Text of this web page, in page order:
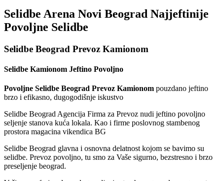
Selidbe Arena Novi Beograd Najjeftinije
Povoljne Selidbe
Selidbe Beograd Prevoz Kamionom
Selidbe Kamionom Jeftino Povoljno
Povoljne Selidbe Beograd Prevoz Kamionom pouzdano jeftino
brzo i efikasno, dugogodišnje iskustvo
Selidbe Beograd Agencija Firma za Prevoz nudi jeftino povoljno
seljenje stanova kuća lokala. Kao i firme poslovnog stambenog
prostora magacina vikendica BG
Selidbe Beograd glavna i osnovna delatnost kojom se bavimo su
selidbe. Prevoz povoljno, tu smo za Vaše sigurno, bezstresno i brzo
preseljenje beograd.